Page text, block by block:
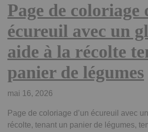
Page de coloriage
écureuil avec un
aide à la récolte
panier de légumes
mai 16, 2026
Page de coloriage d’un écureuil avec
récolte, tenant un panier de légumes,